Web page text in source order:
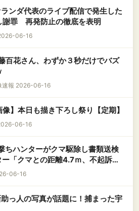
ンダ代表のライブ配信で発生した
謝罪 再発防止の徹底を表明
06-16
百花さん、わずか３秒だけでバズ
速報 2026-06-16
像】本日も描き下ろし祭り【定期】
06-16
ちハンターがクマ駆除し書類送検
「クマとの距離4.7ｍ、不起訴に
06-16
っ人の写真が話題に！捕まった宇